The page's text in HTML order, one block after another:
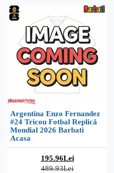
Argentina Enzo Fernandez
#24 Tricou Fotbal Replică
Mondial 2026 Barbati
Acasa
195.96Lei
489.93Lei